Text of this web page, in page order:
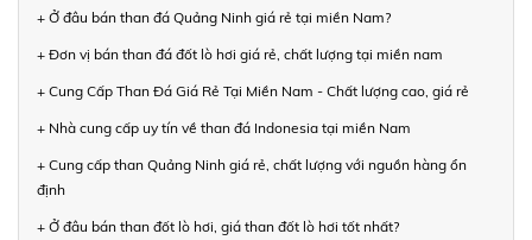
+ Ở đâu bán than đá Quảng Ninh giá rẻ tại miền Nam?
+ Đơn vị bán than đá đốt lò hơi giá rẻ, chất lượng tại miền nam
+ Cung Cấp Than Đá Giá Rẻ Tại Miền Nam - Chất lượng cao, giá rẻ
+ Nhà cung cấp uy tín về than đá Indonesia tại miền Nam
+ Cung cấp than Quảng Ninh giá rẻ, chất lượng với nguồn hàng ổn
định
+ Ở đâu bán than đốt lò hơi, giá than đốt lò hơi tốt nhất?